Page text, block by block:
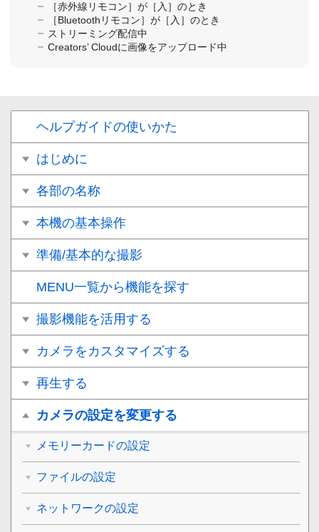
［赤外線リモコン］ が［入］ のとき
［Bluetoothリモコン］ が［入］ のとき
ストリーミング配信中
Creators’ Cloudに画像をアップロード中
ヘルプガイドの使いかた
はじめに
各部の名称
本機の基本操作
準備/基本的な撮影
MENU一覧から機能を探す
撮影機能を活用する
カメラをカスタマイズする
再生する
カメラの設定を変更する
メモリーカードの設定
ファイルの設定
ネットワークの設定